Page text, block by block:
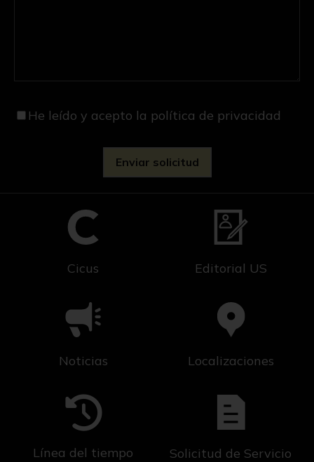
He leído y acepto la política de privacidad
Cicus Editorial US
Noticias Localizaciones
Línea del tiempo Solicitud de Servicio